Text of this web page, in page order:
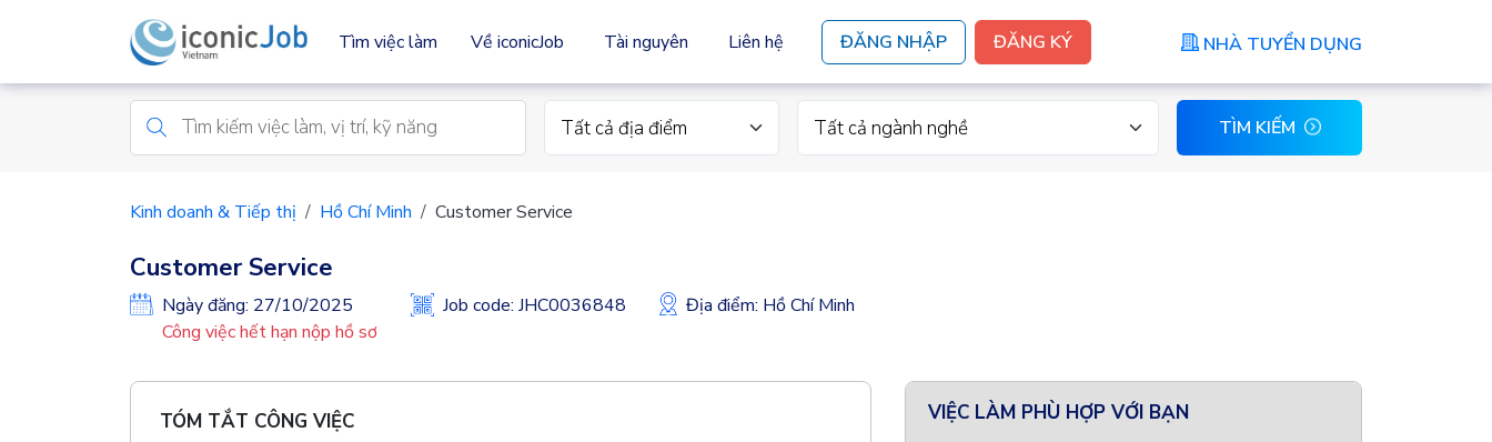
ĐĂNG NHẬP ĐĂNG KÝ NHÀ TUYỂN DỤNG
Tìm việc làm Về iconicJob Tài nguyên Liên hệ
Tất cả địa điểm Tất cả ngành nghề TÌM KIẾM
Kinh doanh & Tiếp thị Hồ Chí Minh Customer Service
Customer Service
Ngày đăng: 27/10/2025
Công việc hết hạn nộp hồ sơ
Job code: JHC0036848 Địa điểm: Hồ Chí Minh
TÓM TẮT CÔNG VIỆC VIỆC LÀM PHÙ HỢP VỚI BẠN